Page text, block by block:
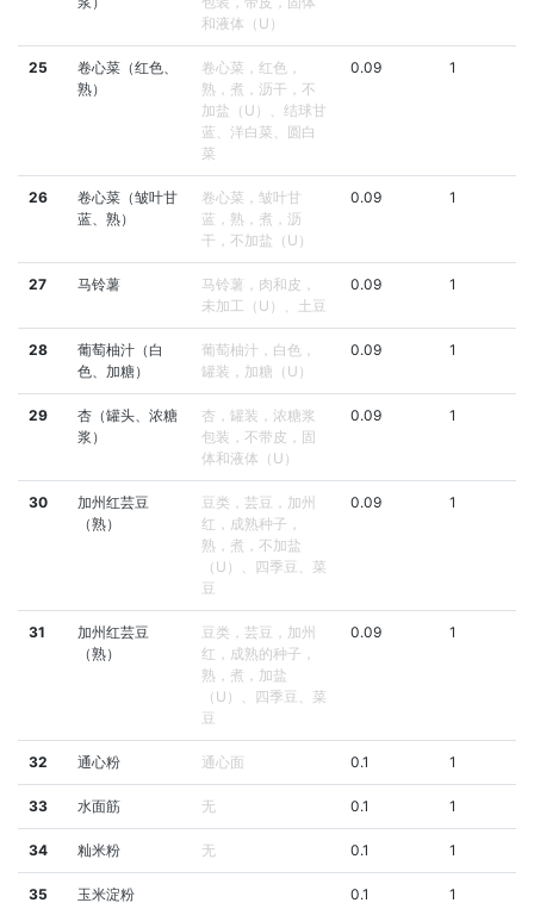
和液体（U）
25
卷心菜（红色、
熟）
卷心菜，红色，
熟，煮，沥干，不
加盐（U）、结球甘
蓝、洋白菜、圆白
菜
0.09 1
26
卷心菜（皱叶甘
蓝、熟）
卷心菜，皱叶甘
蓝，熟，煮，沥
干，不加盐（U）
0.09 1
27 马铃薯
马铃薯，肉和皮，
未加工（U）、土豆
0.09 1
28
葡萄柚汁（白
色、加糖）
葡萄柚汁，白色，
罐装，加糖（U）
0.09 1
29
杏（罐头、浓糖
浆）
杏，罐装，浓糖浆
包装，不带皮，固
体和液体（U）
0.09 1
30
加州红芸豆
（熟）
豆类，芸豆，加州
红，成熟种子，
熟，煮，不加盐
（U）、四季豆、菜
豆
0.09 1
31
加州红芸豆
（熟）
豆类，芸豆，加州
红，成熟的种子，
熟，煮，加盐
（U）、四季豆、菜
豆
0.09 1
32 通心粉 通心面 0.1 1
33 水面筋 无 0.1 1
34 籼米粉 无 0.1 1
35 玉米淀粉 0.1 1